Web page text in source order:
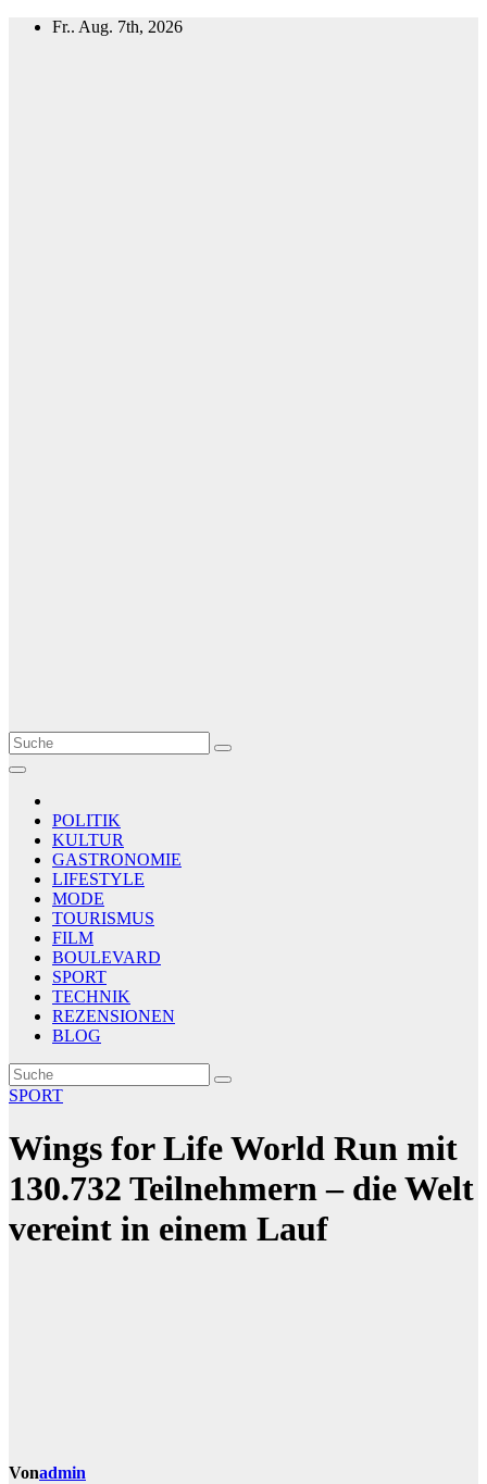
Zum
Fr.. Aug. 7th, 2026
Le Matin
AGENCE DE PRESSE
POLITIK
KULTUR
GASTRONOMIE
LIFESTYLE
MODE
TOURISMUS
FILM
BOULEVARD
SPORT
TECHNIK
REZENSIONEN
BLOG
SPORT
Wings for Life World Run mit
130.732 Teilnehmern – die Welt
vereint in einem Lauf
Vonadmin